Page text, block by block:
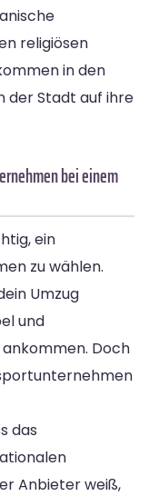
religiösen
in den
der Stadt auf ihre
bei einem
ein
zu wählen.
Umzug
und
Doch
das
Anbieter weiß,